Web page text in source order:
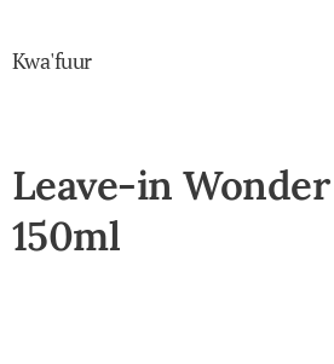
Kwa'fuur
Leave-in
150ml